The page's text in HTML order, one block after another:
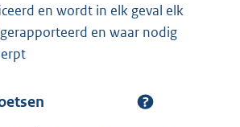
en wordt in elk geval elk
en waar nodig